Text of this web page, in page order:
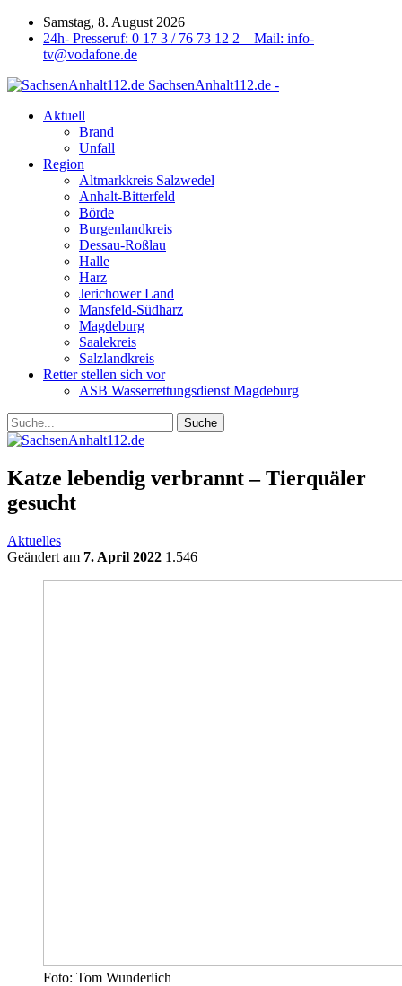
Samstag, 8. August 2026
24h- Presseruf: 0 17 3 / 76 73 12 2 – Mail: info-
tv@vodafone.de
SachsenAnhalt112.de -
Aktuell
Brand
Unfall
Region
Altmarkkreis Salzwedel
Anhalt-Bitterfeld
Börde
Burgenlandkreis
Dessau-Roßlau
Halle
Harz
Jerichower Land
Mansfeld-Südharz
Magdeburg
Saalekreis
Salzlandkreis
Retter stellen sich vor
ASB Wasserrettungsdienst Magdeburg
Katze lebendig verbrannt – Tierquäler
gesucht
Aktuelles
Geändert am 7. April 2022 1.546
Foto: Tom Wunderlich